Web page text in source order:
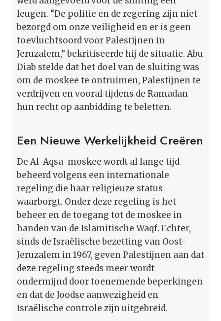
leugen. “De politie en de regering zijn niet
bezorgd om onze veiligheid en er is geen
toevluchtsoord voor Palestijnen in
Jeruzalem,” bekritiseerde hij de situatie. Abu
Diab stelde dat het doel van de sluiting was
om de moskee te ontruimen, Palestijnen te
verdrijven en vooral tijdens de Ramadan
hun recht op aanbidding te beletten.
Een Nieuwe Werkelijkheid Creëren
De Al-Aqsa-moskee wordt al lange tijd
beheerd volgens een internationale
regeling die haar religieuze status
waarborgt. Onder deze regeling is het
beheer en de toegang tot de moskee in
handen van de Islamitische Waqf. Echter,
sinds de Israëlische bezetting van Oost-
Jeruzalem in 1967, geven Palestijnen aan dat
deze regeling steeds meer wordt
ondermijnd door toenemende beperkingen
en dat de Joodse aanwezigheid en
Israëlische controle zijn uitgebreid.